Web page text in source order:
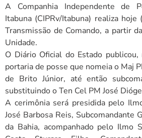
A Companhia Independente de
Itabuna (CIPRv/Itabuna) realiza
Transmissão de Comando, a partir
Unidade.
O Diário Oficial do Estado
portaria de posse que nomeia o Maj
de Brito Júnior, até então
substituindo o Ten Cel PM José
A cerimônia será presidida pelo
José Barbosa Reis, Subcomandante
da Bahia, acompanhado pelo Ilmo